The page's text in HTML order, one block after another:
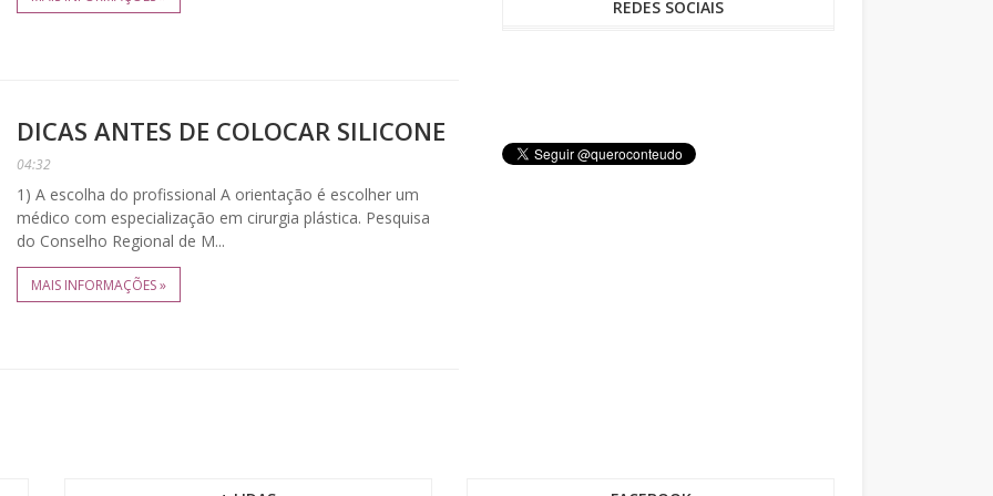
DICAS ANTES DE COLOCAR SILICONE
04:32
1) A escolha do profissional A orientação é escolher um
médico com especialização em cirurgia plástica. Pesquisa
do Conselho Regional de M...
MAIS INFORMAÇÕES »
REDES SOCIAIS